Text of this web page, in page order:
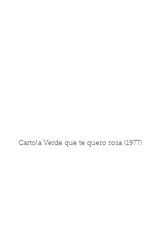
Cartola Verde que te quero rosa (1977)